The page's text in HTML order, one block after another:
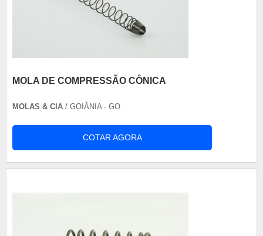
MOLA DE COMPRESSÃO CÔNICA
MOLAS & CIA / GOIÂNIA - GO
COTAR AGORA